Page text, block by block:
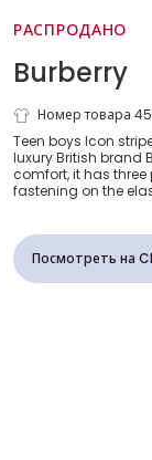
РАСПРОДАНО
Burberry
Stripe
Номер товара
Teen boys Icon
luxury British brand
comfort, it has
fastening on the
Посмотреть на